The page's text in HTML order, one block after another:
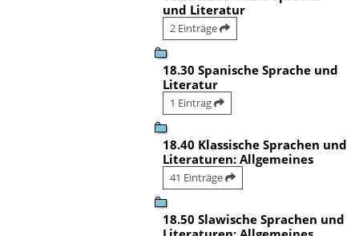
und Literatur
2 Einträge
18.30 Spanische Sprache und
Literatur
1 Eintrag
18.40 Klassische Sprachen und
Literaturen: Allgemeines
41 Einträge
18.50 Slawische Sprachen und